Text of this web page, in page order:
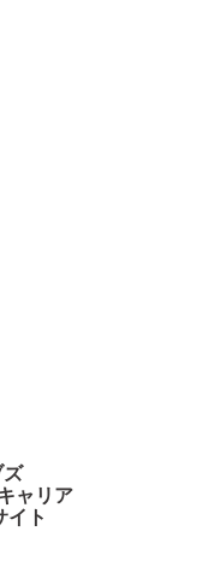
ズ
ャリア
イト